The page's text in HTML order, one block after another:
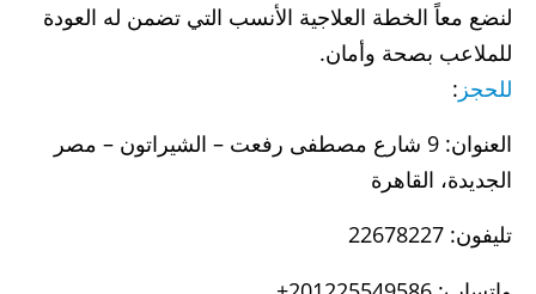
لنضع معاً الخطة العلاجية الأنسب التي تضمن له العودة
للملاعب بصحة وأمان.
للحجز :
العنوان: 9 شارع مصطفى رفعت – الشيراتون – مصر
الجديدة، القاهرة
تليفون: 22678227